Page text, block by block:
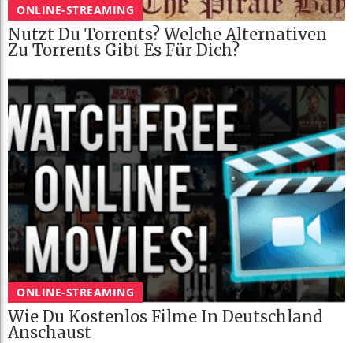
ONLINE-STREAMING
Nutzt Du Torrents? Welche Alternativen
Zu Torrents Gibt Es Für Dich?
ONLINE-STREAMING
Wie Du Kostenlos Filme In Deutschland
Anschaust